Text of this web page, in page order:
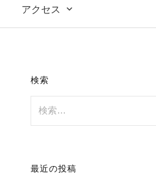
アクセス
検索
索:
最近の投稿